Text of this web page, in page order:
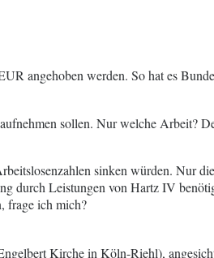
angehoben werden. So hat es
sollen. Nur welche Arbeit?
sinken würden. Nur
durch Leistungen von Hartz IV
frage ich mich?
Kirche in Köln-Riehl),